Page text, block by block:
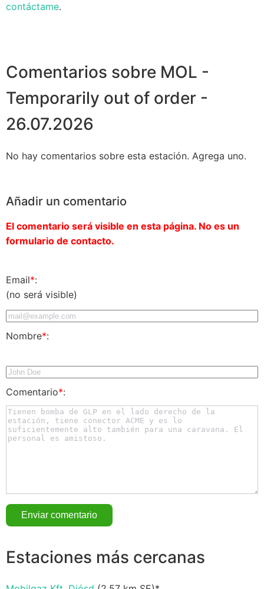
contáctame.
Comentarios sobre MOL -
Temporarily out of order -
26.07.2026
No hay comentarios sobre esta estación. Agrega uno.
Añadir un comentario
El comentario será visible en esta página. No es un
formulario de contacto.
Email*:
(no será visible)
Nombre*:
Comentario*:
Estaciones más cercanas